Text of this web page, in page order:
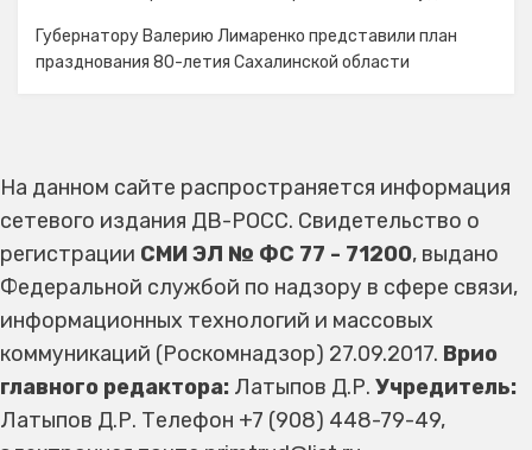
Губернатору Валерию Лимаренко представили план
празднования 80-летия Сахалинской области
На данном сайте распространяется информация
сетевого издания ДВ-РОСС. Свидетельство о
регистрации СМИ ЭЛ № ФС 77 - 71200, выдано
Федеральной службой по надзору в сфере связи,
информационных технологий и массовых
коммуникаций (Роскомнадзор) 27.09.2017. Врио
главного редактора: Латыпов Д.Р. Учредитель:
Латыпов Д.Р. Телефон +7 (908) 448-79-49,